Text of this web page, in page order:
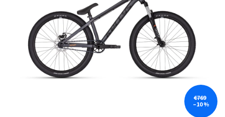
hviezdičiek.
€769
–10 %